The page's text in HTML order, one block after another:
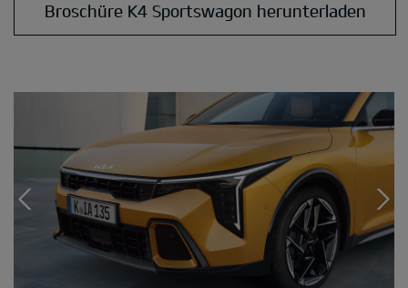
Broschüre K4 Sportswagon herunterladen